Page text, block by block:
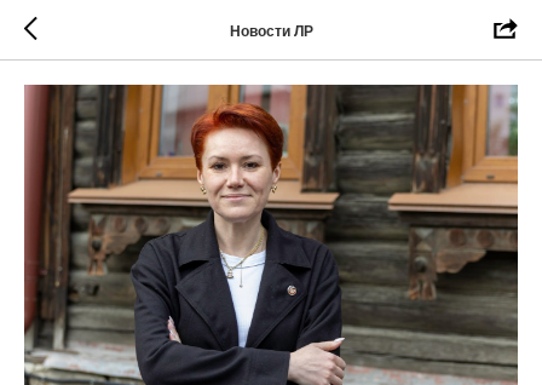
Новости ЛР